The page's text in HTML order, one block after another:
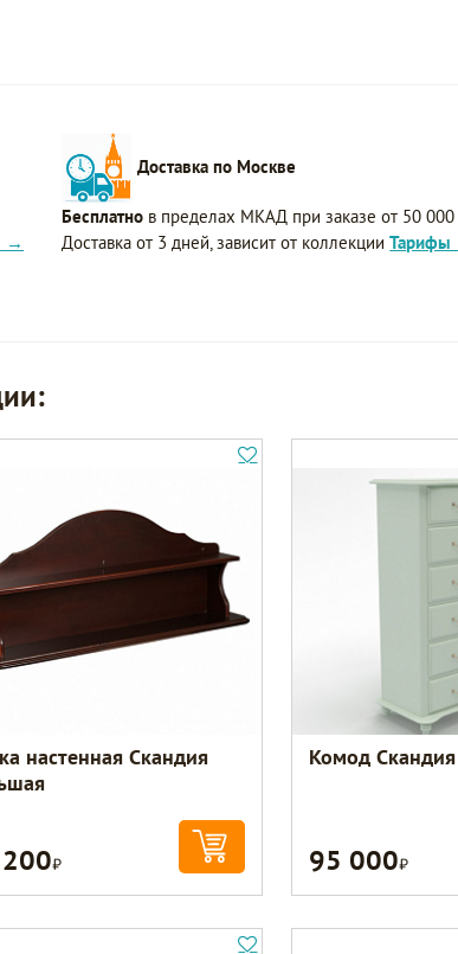
→
Доставка по Москве
Бесплатно в пределах МКАД при заказе от 50 000
Доставка от 3 дней, зависит от коллекцииТарифы
настенная Скандия
Р
Комод
95 000Р